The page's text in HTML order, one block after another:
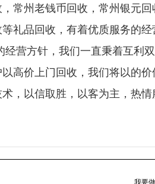
常州老钱币回收，常州银元回
礼品回收，有着优质服务的经
营方针，我们一直秉着互利双
高价上门回收，我们将以的价
，以信取胜，以客为主，热情
我要